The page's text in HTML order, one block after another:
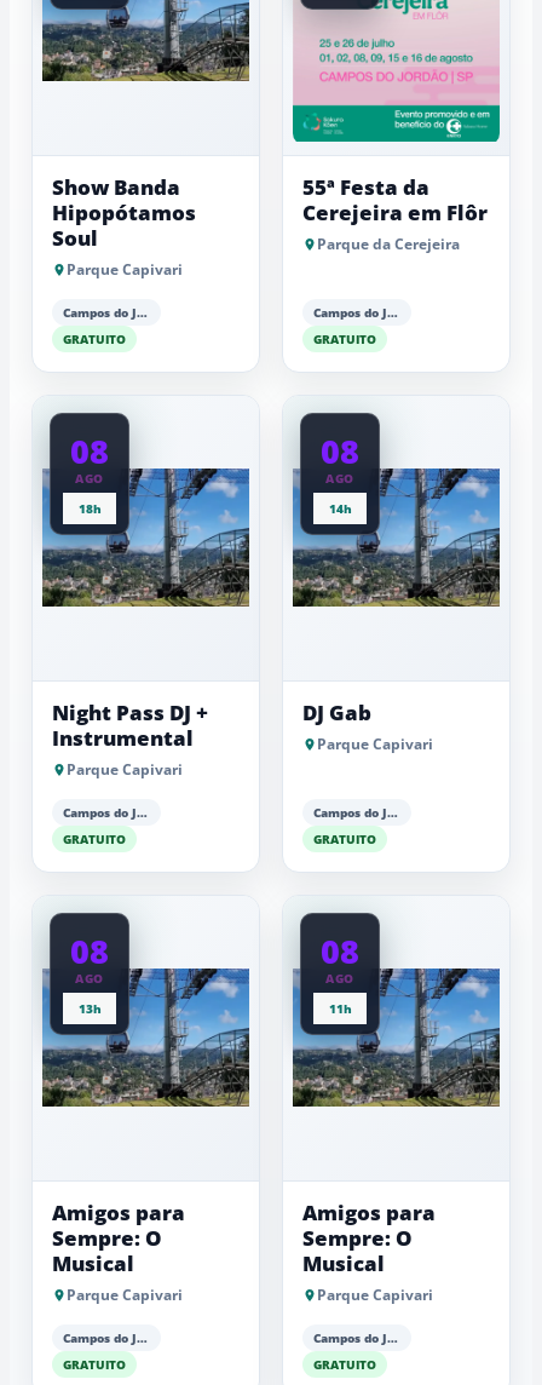
Show Banda
Hipopótamos
Soul
Parque Capivari
Campos do Jordão
GRATUITO
55ª Festa da
Cerejeira em Flôr
Parque da Cerejeira
Campos do Jordão
GRATUITO
08
AGO
18h
Night Pass DJ +
Instrumental
Parque Capivari
Campos do Jordão
GRATUITO
08
AGO
14h
DJ Gab
Parque Capivari
Campos do Jordão
GRATUITO
08
AGO
13h
Amigos para
Sempre: O
Musical
Parque Capivari
Campos do Jordão
GRATUITO
08
AGO
11h
Amigos para
Sempre: O
Musical
Parque Capivari
Campos do Jordão
GRATUITO